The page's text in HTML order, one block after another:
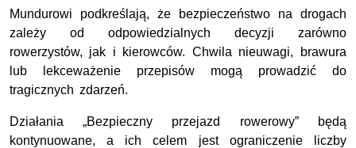
Mundurowi podkreślają, że bezpieczeństwo na drogach
zależy od odpowiedzialnych decyzji zarówno
rowerzystów, jak i kierowców. Chwila nieuwagi, brawura
lub lekceważenie przepisów mogą prowadzić do
tragicznych zdarzeń.
Działania „Bezpieczny przejazd rowerowy” będą
kontynuowane, a ich celem jest ograniczenie liczby